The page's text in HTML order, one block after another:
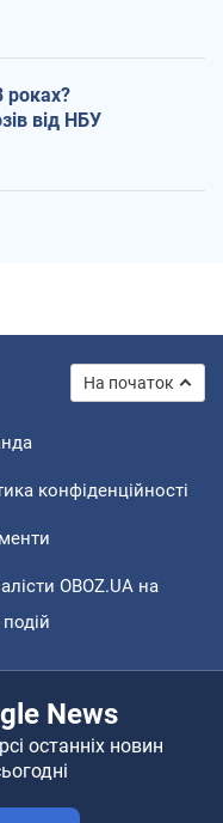
роках?
від НБУ
На початок
конфіденційності
OBOZ.UA на
подій
News
останніх новин